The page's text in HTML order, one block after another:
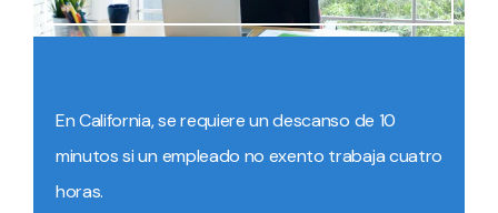
En California, se requiere un descanso de 10
minutos si un empleado no exento trabaja cuatro
horas.